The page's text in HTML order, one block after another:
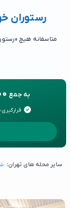
رستوران
به جمع
سایر محله های تهران: